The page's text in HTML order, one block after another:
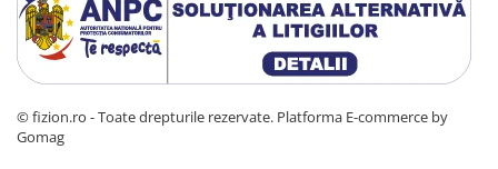
© fizion.ro - Toate drepturile rezervate. Platforma E-commerce by
Gomag